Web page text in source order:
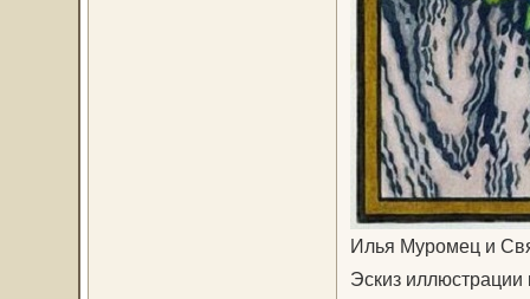
Илья Муромец и
Эскиз